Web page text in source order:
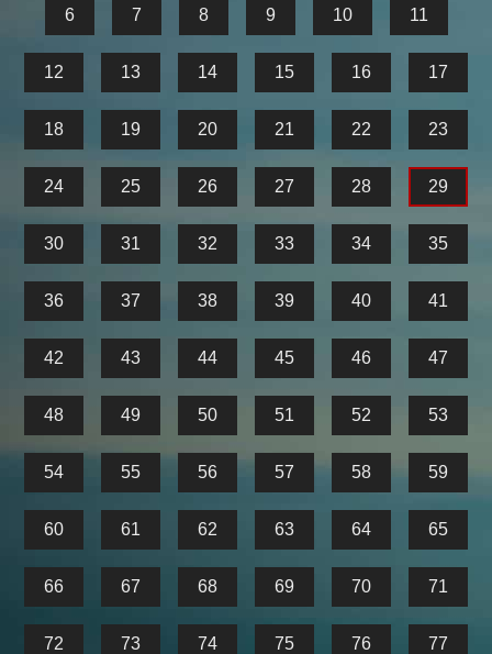
6 7 8 9 10 11
12 13 14 15 16 17
18 19 20 21 22 23
24 25 26 27 28 29
30 31 32 33 34 35
36 37 38 39 40 41
42 43 44 45 46 47
48 49 50 51 52 53
54 55 56 57 58 59
60 61 62 63 64 65
66 67 68 69 70 71
72 73 74 75 76 77